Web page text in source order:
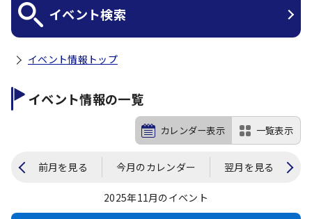
イベント検索
イベント情報トップ
イベント情報の一覧
カレンダー表示 一覧表示
前月を見る 今月のカレンダー 翌月を見る
2025年11月のイベント